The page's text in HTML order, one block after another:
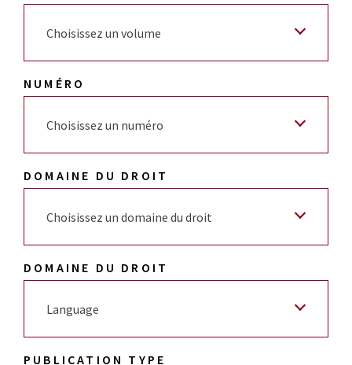
Choisissez un volume
NUMÉRO
Choisissez un numéro
DOMAINE DU DROIT
Choisissez un domaine du droit
DOMAINE DU DROIT
Language
PUBLICATION TYPE